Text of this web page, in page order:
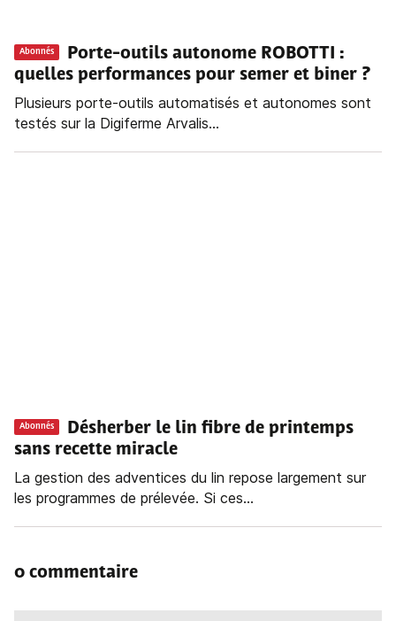
Abonnés
Porte-outils autonome ROBOTTI :
quelles performances pour semer et biner ?
Plusieurs porte-outils automatisés et autonomes sont
testés sur la Digiferme Arvalis...
Abonnés
Désherber le lin fibre de printemps
sans recette miracle
La gestion des adventices du lin repose largement sur
les programmes de prélevée. Si ces...
0 commentaire